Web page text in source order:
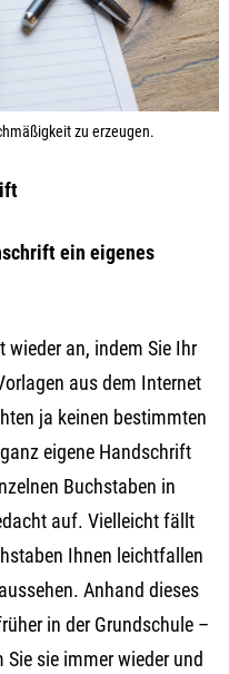
zu erzeugen.
ein eigenes
wieder an, indem Sie Ihr
aus dem Internet
ja keinen bestimmten
eigene Handschrift
Buchstaben in
auf. Vielleicht fällt
Ihnen leichtfallen
Anhand dieses
in der Grundschule –
sie immer wieder und